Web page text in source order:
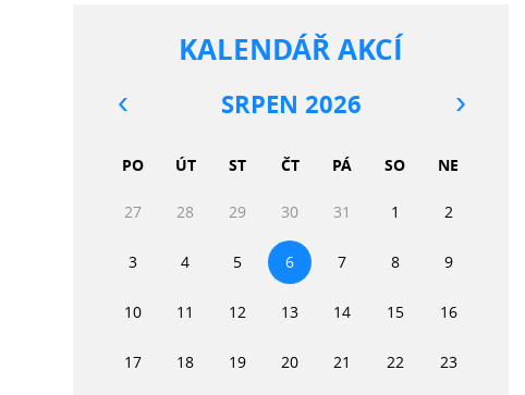
KALENDÁŘ AKCÍ
SRPEN 2026
PO ÚT ST ČT PÁ SO NE
27 28 29 30 31 1 2
3 4 5 6 7 8 9
10 11 12 13 14 15 16
17 18 19 20 21 22 23